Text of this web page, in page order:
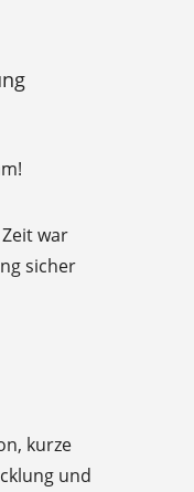
war
sicher
kurze
und